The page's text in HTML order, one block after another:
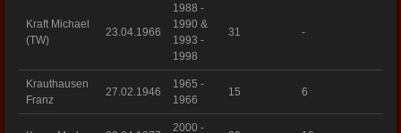
Kraft Michael
(TW)
23.04.1966
1988 -
1990 &
1993 -
1998
31 -
Krauthausen
Franz
27.02.1946
1965 -
1966
15 6
2000 -